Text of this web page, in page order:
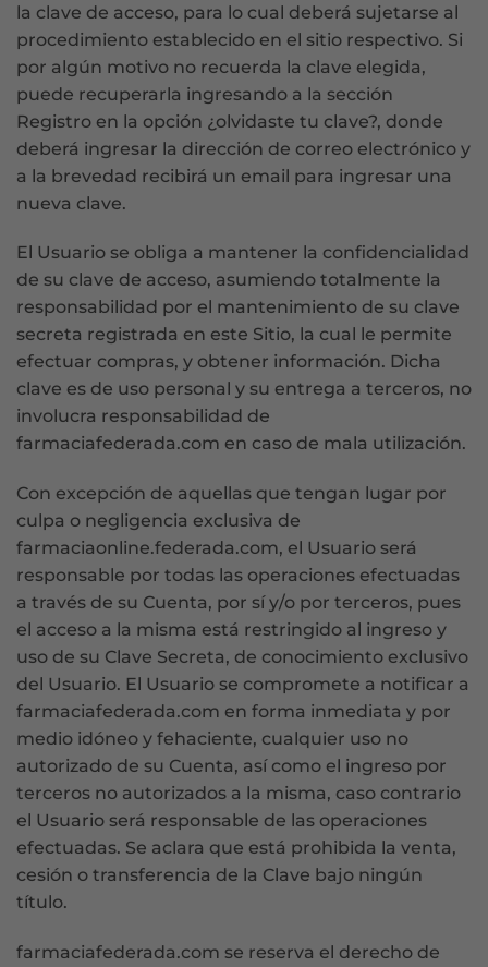
la clave de acceso, para lo cual deberá sujetarse al
procedimiento establecido en el sitio respectivo. Si
por algún motivo no recuerda la clave elegida,
puede recuperarla ingresando a la sección
Registro en la opción ¿olvidaste tu clave?, donde
deberá ingresar la dirección de correo electrónico y
a la brevedad recibirá un email para ingresar una
nueva clave.
El Usuario se obliga a mantener la confidencialidad
de su clave de acceso, asumiendo totalmente la
responsabilidad por el mantenimiento de su clave
secreta registrada en este Sitio, la cual le permite
efectuar compras, y obtener información. Dicha
clave es de uso personal y su entrega a terceros, no
involucra responsabilidad de
farmaciafederada.com en caso de mala utilización.
Con excepción de aquellas que tengan lugar por
culpa o negligencia exclusiva de
farmaciaonline.federada.com, el Usuario será
responsable por todas las operaciones efectuadas
a través de su Cuenta, por sí y/o por terceros, pues
el acceso a la misma está restringido al ingreso y
uso de su Clave Secreta, de conocimiento exclusivo
del Usuario. El Usuario se compromete a notificar a
farmaciafederada.com en forma inmediata y por
medio idóneo y fehaciente, cualquier uso no
autorizado de su Cuenta, así como el ingreso por
terceros no autorizados a la misma, caso contrario
el Usuario será responsable de las operaciones
efectuadas. Se aclara que está prohibida la venta,
cesión o transferencia de la Clave bajo ningún
título.
farmaciafederada.com se reserva el derecho de